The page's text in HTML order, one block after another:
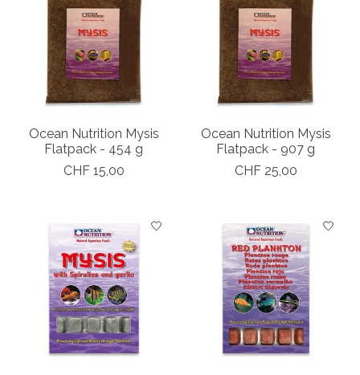
Ocean Nutrition Mysis
Flatpack - 454 g
CHF 15,00
Ocean Nutrition Mysis
Flatpack - 907 g
CHF 25,00